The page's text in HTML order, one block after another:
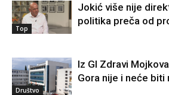
Top
Jokić više nije
politika preča od
Društvo
Iz GI Zdravi
Gora nije i neće biti